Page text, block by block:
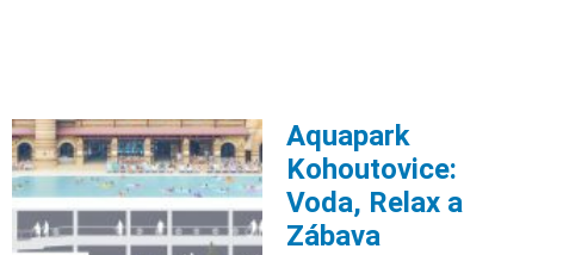
Aquapark
Kohoutovice:
Voda, Relax a
Zábava